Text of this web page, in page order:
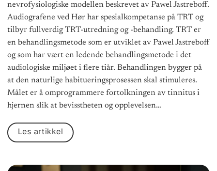
nevrofysiologiske modellen beskrevet av Pawel Jastreboff.
Audiografene ved Hør har spesialkompetanse på TRT og
tilbyr fullverdig TRT-utredning og -behandling. TRT er
en behandlingsmetode som er utviklet av Pawel Jastreboff
og som har vært en ledende behandlingsmetode i det
audiologiske miljøet i flere tiår. Behandlingen bygger på
at den naturlige habitueringsprosessen skal stimuleres.
Målet er å omprogrammere fortolkningen av tinnitus i
hjernen slik at bevisstheten og opplevelsen…
Les artikkel